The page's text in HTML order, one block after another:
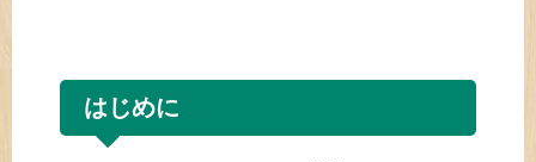
はじめに